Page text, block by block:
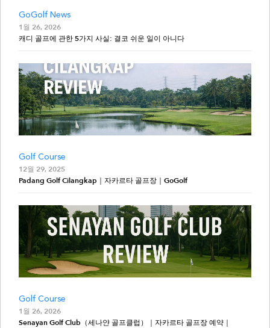
GoGolf News
1월 26, 2026
캐디 골프에 관한 5가지 사실: 결코 쉬운 일이 아니다
Golf Course
12월 29, 2025
Padang Golf Cilangkap｜자카르타 골프장｜GoGolf
Golf Course
1월 26, 2026
Senayan Golf Club（세나얀 골프클럽）｜자카르타 골프장 예약｜